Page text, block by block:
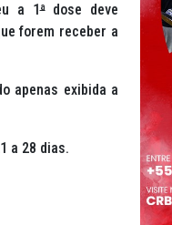
a 1ªdose deve
forem receber a
apenas exibida a
a 28 dias.